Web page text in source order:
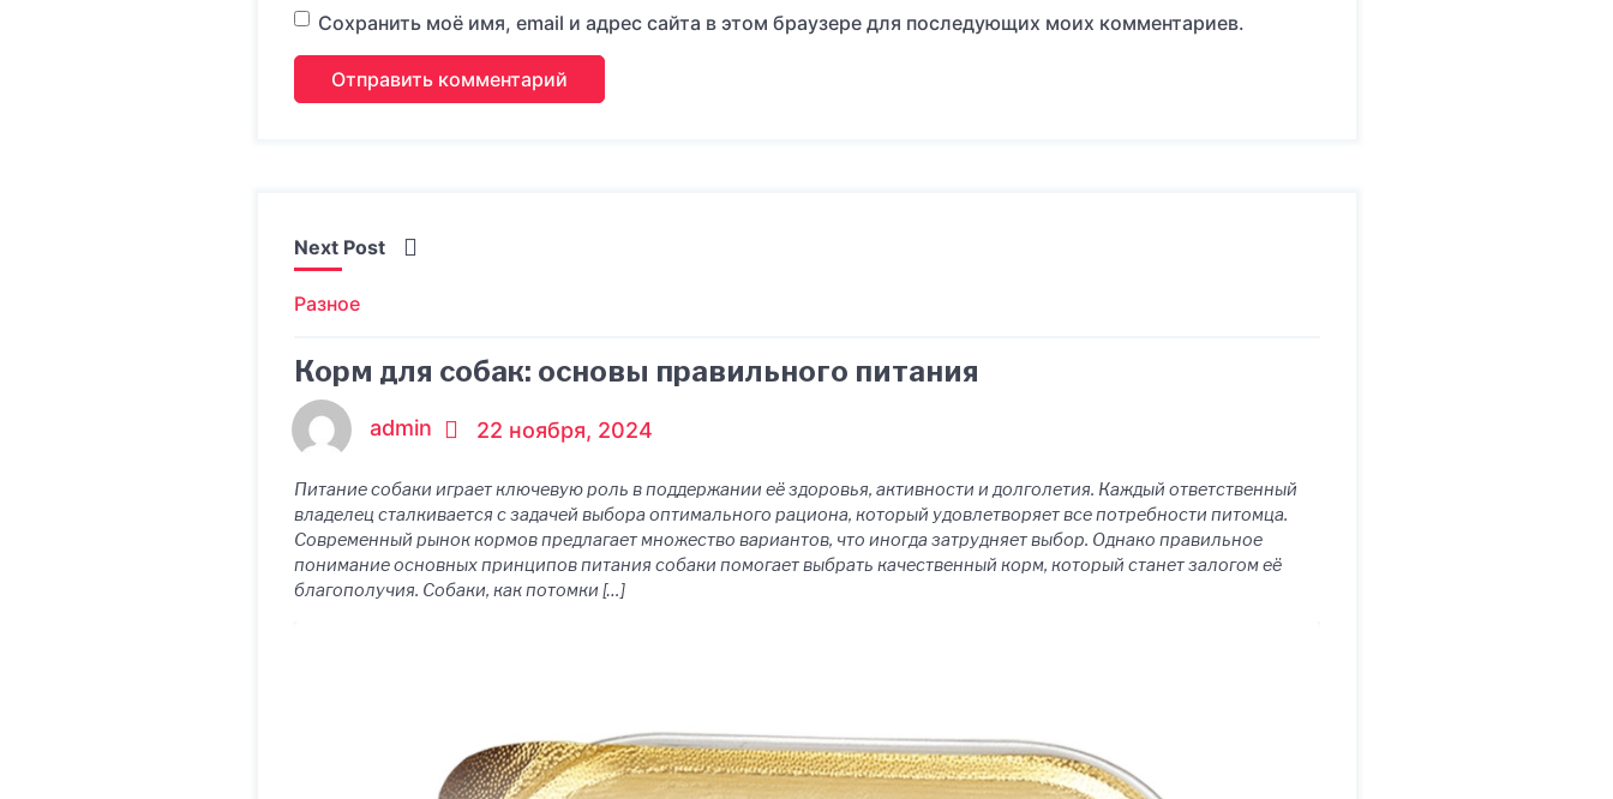
Сохранить моё имя, email и адрес сайта в этом браузере для последующих моих комментариев.
Next Post
Разное
Корм для собак: основы правильного питания
admin 22 ноября, 2024
Питание собаки играет ключевую роль в поддержании её здоровья, активности и долголетия. Каждый ответственный
владелец сталкивается с задачей выбора оптимального рациона, который удовлетворяет все потребности питомца.
Современный рынок кормов предлагает множество вариантов, что иногда затрудняет выбор. Однако правильное
понимание основных принципов питания собаки помогает выбрать качественный корм, который станет залогом её
благополучия. Собаки, как потомки […]